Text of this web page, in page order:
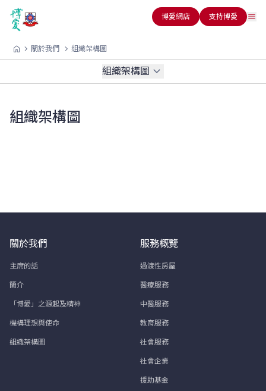
博愛網店 支持博愛
關於我們 組織架構圖
組織架構圖
組織架構圖
關於我們
主席的話
簡介
「博愛」之源起及精神
機構理想與使命
組織架構圖
服務概覽
過渡性房屋
醫療服務
中醫服務
教育服務
社會服務
社會企業
援助基金